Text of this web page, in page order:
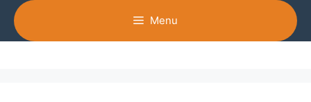
Vai
contenuto
Menu